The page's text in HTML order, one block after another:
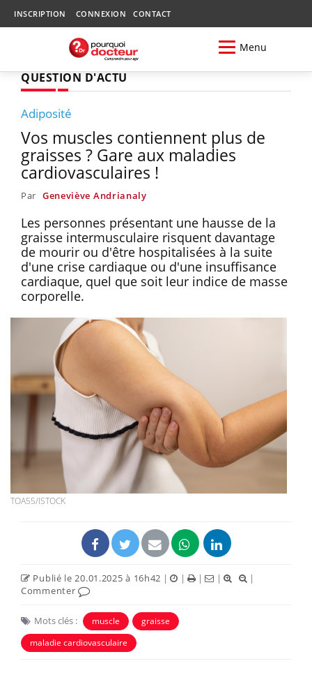
INSCRIPTION CONNEXION CONTACT
Menu
QUESTION D'ACTU
Adiposité
Vos muscles contiennent plus de
graisses ? Gare aux maladies
cardiovasculaires !
Par Geneviève Andrianaly
Les personnes présentant une hausse de la
graisse intermusculaire risquent davantage
de mourir ou d'être hospitalisées à la suite
d'une crise cardiaque ou d'une insuffisance
cardiaque, quel que soit leur indice de masse
corporelle.
TOA55/ISTOCK
Publié le 20.01.2025 à 16h42 | | | |
|
Commenter
Mots clés : muscle
graisse
maladie cardiovasculaire